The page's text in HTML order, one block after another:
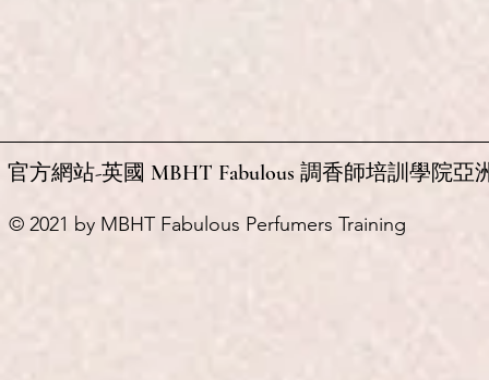
官方網站-英國 MBHT Fabulous 調香師培訓學院亞
© 2021 by MBHT Fabulous Perfumers Training